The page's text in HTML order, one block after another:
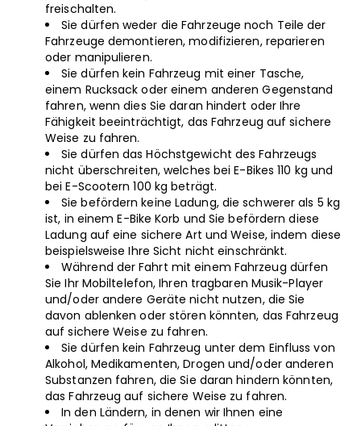
freischalten.
Sie dürfen weder die Fahrzeuge noch Teile der
Fahrzeuge demontieren, modifizieren, reparieren
oder manipulieren.
Sie dürfen kein Fahrzeug mit einer Tasche,
einem Rucksack oder einem anderen Gegenstand
fahren, wenn dies Sie daran hindert oder Ihre
Fähigkeit beeinträchtigt, das Fahrzeug auf sichere
Weise zu fahren.
Sie dürfen das Höchstgewicht des Fahrzeugs
nicht überschreiten, welches bei E-Bikes 110 kg und
bei E-Scootern 100 kg beträgt.
Sie befördern keine Ladung, die schwerer als 5 kg
ist, in einem E-Bike Korb und Sie befördern diese
Ladung auf eine sichere Art und Weise, indem diese
beispielsweise Ihre Sicht nicht einschränkt.
Während der Fahrt mit einem Fahrzeug dürfen
Sie Ihr Mobiltelefon, Ihren tragbaren Musik-Player
und/oder andere Geräte nicht nutzen, die Sie
davon ablenken oder stören könnten, das Fahrzeug
auf sichere Weise zu fahren.
Sie dürfen kein Fahrzeug unter dem Einfluss von
Alkohol, Medikamenten, Drogen und/oder anderen
Substanzen fahren, die Sie daran hindern könnten,
das Fahrzeug auf sichere Weise zu fahren.
In den Ländern, in denen wir Ihnen eine